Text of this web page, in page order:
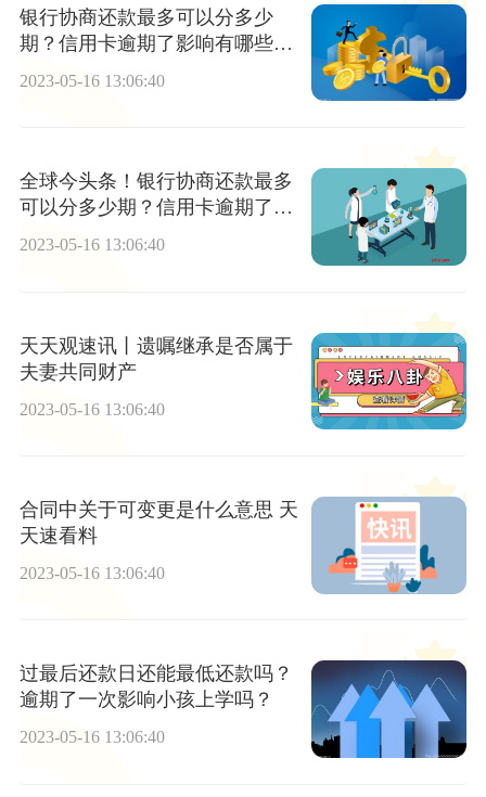
银行协商还款最多可以分多少
期？信用卡逾期了影响有哪些？
2023-05-16 13:06:40
全球今头条！银行协商还款最多
可以分多少期？信用卡逾期了影
响有哪些？
2023-05-16 13:06:40
天天观速讯丨遗嘱继承是否属于
夫妻共同财产
2023-05-16 13:06:40
合同中关于可变更是什么意思 天
天速看料
2023-05-16 13:06:40
过最后还款日还能最低还款吗？
逾期了一次影响小孩上学吗？
2023-05-16 13:06:40